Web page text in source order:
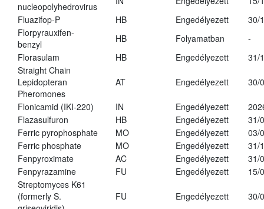
nucleopolyhedrovirus
Fluazifop-P
HB Engedélyezett
30/
Florpyrauxifen-
benzyl
HB Folyamatban
-
Florasulam
HB Engedélyezett
31/
Straight Chain
Lepidopteran
Pheromones
AT Engedélyezett 30/
Flonicamid (IKI-220) IN Engedélyezett
Flazasulfuron
HB Engedélyezett
31/
Ferric pyrophosphate
MO Engedélyezett
03/
Ferric phosphate
MO Engedélyezett
31/
Fenpyroximate
AC Engedélyezett
31/
Fenpyrazamine
FU Engedélyezett
15/
Streptomyces K61
(formerly S.
FU Engedélyezett 30/